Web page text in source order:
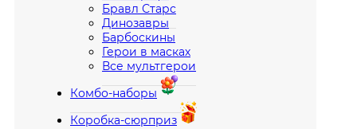
Бравл Старс
Динозавры
Барбоскины
Герои в масках
Все мультгерои
Комбо-наборы
Коробка-сюрприз